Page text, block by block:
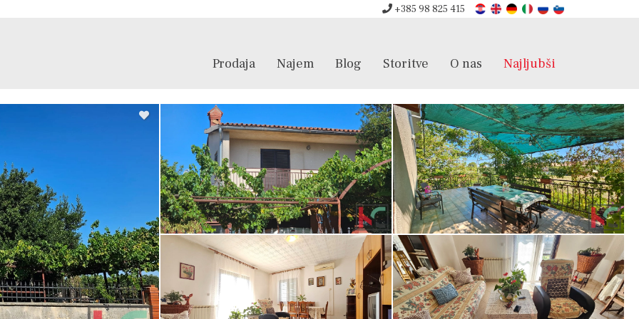
+385 98 825 415
Prodaja Najem Blog Storitve O nas Najljubši